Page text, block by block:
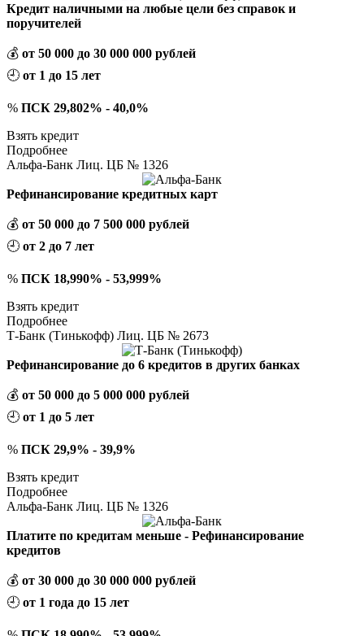
Кредит наличными на любые цели без справок и
поручителей
💰 от 50 000 до 30 000 000 рублей
🕘 от 1 до 15 лет
% ПСК 29,802% - 40,0%
Взять кредит
Подробнее
Альфа-Банк Лиц. ЦБ № 1326
Рефинансирование кредитных карт
💰 от 50 000 до 7 500 000 рублей
🕘 от 2 до 7 лет
% ПСК 18,990% - 53,999%
Взять кредит
Подробнее
Т-Банк (Тинькофф) Лиц. ЦБ № 2673
Рефинансирование до 6 кредитов в других банках
💰 от 50 000 до 5 000 000 рублей
🕘 от 1 до 5 лет
% ПСК 29,9% - 39,9%
Взять кредит
Подробнее
Альфа-Банк Лиц. ЦБ № 1326
Платите по кредитам меньше - Рефинансирование
кредитов
💰 от 30 000 до 30 000 000 рублей
🕘 от 1 года до 15 лет